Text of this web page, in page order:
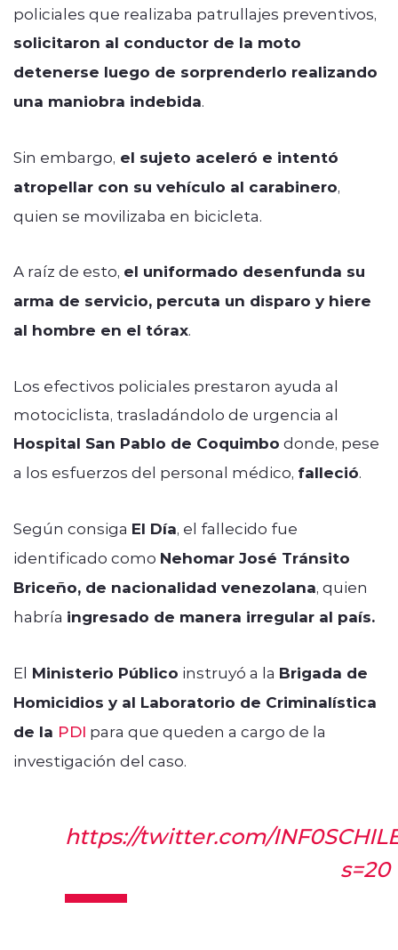
policiales que realizaba patrullajes preventivos,
solicitaron al conductor de la moto
detenerse luego de sorprenderlo realizando
una maniobra indebida.
Sin embargo, el sujeto aceleró e intentó
atropellar con su vehículo al carabinero,
quien se movilizaba en bicicleta.
A raíz de esto, el uniformado desenfunda su
arma de servicio, percuta un disparo y hiere
al hombre en el tórax.
Los efectivos policiales prestaron ayuda al
motociclista, trasladándolo de urgencia al
Hospital San Pablo de Coquimbo donde, pese
a los esfuerzos del personal médico, falleció.
Según consiga El Día, el fallecido fue
identificado como Nehomar José Tránsito
Briceño, de nacionalidad venezolana, quien
habría ingresado de manera irregular al país.
El Ministerio Público instruyó a la Brigada de
Homicidios y al Laboratorio de Criminalística
de la PDI para que queden a cargo de la
investigación del caso.
https://twitter.com/
s=20